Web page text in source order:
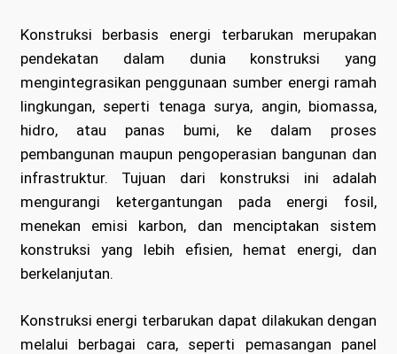
Konstruksi berbasis energi terbarukan merupakan
pendekatan dalam dunia konstruksi yang
mengintegrasikan penggunaan sumber energi ramah
lingkungan, seperti tenaga surya, angin, biomassa,
hidro, atau panas bumi, ke dalam proses
pembangunan maupun pengoperasian bangunan dan
infrastruktur. Tujuan dari konstruksi ini adalah
mengurangi ketergantungan pada energi fosil,
menekan emisi karbon, dan menciptakan sistem
konstruksi yang lebih efisien, hemat energi, dan
berkelanjutan.
Konstruksi energi terbarukan dapat dilakukan dengan
melalui berbagai cara, seperti pemasangan panel